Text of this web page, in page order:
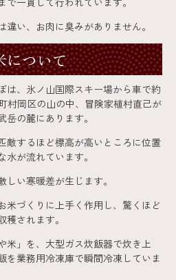
い、お肉に臭みがありません。
について
は、氷ノ山国際スキー場から車で約
村岡区の山の中、冒険家植村直己が
の麓にあります。
敵するほど標高が高いところに位置
水が流れています。
い寒暖差が生じます。
米づくりに上手く作用し、驚くほど
されます。
米」を、大型ガス炊飯器で炊き上
を業務用冷凍庫で瞬間冷凍していま